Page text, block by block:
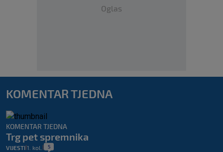
Oglas
KOMENTAR TJEDNA
KOMENTAR TJEDNA
Trg pet spremnika
VIJESTI 1. kol. 5